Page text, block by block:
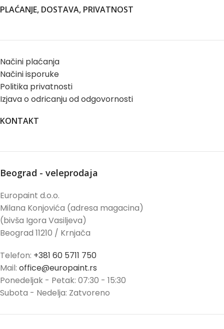
PLAĆANJE, DOSTAVA, PRIVATNOST
Načini plaćanja
Načini isporuke
Politika privatnosti
Izjava o odricanju od odgovornosti
KONTAKT
Beograd - veleprodaja
Europaint d.o.o.
Milana Konjovića (adresa magacina)
(bivša Igora Vasiljeva)
Beograd 11210 / Krnjača
Telefon: +381 60 5711 750
Mail: office@europaint.rs
Ponedeljak - Petak: 07:30 - 15:30
Subota - Nedelja: Zatvoreno